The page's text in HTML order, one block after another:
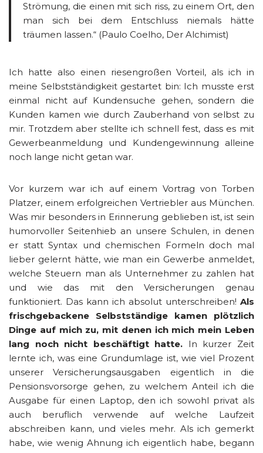
Strömung, die einen mit sich riss, zu einem Ort, den
man sich bei dem Entschluss niemals hätte
träumen lassen.“ (Paulo Coelho, Der Alchimist)
Ich hatte also einen riesengroßen Vorteil, als ich in
meine Selbstständigkeit gestartet bin: Ich musste erst
einmal nicht auf Kundensuche gehen, sondern die
Kunden kamen wie durch Zauberhand von selbst zu
mir. Trotzdem aber stellte ich schnell fest, dass es mit
Gewerbeanmeldung und Kundengewinnung alleine
noch lange nicht getan war.
Vor kurzem war ich auf einem Vortrag von Torben
Platzer, einem erfolgreichen Vertriebler aus München.
Was mir besonders in Erinnerung geblieben ist, ist sein
humorvoller Seitenhieb an unsere Schulen, in denen
er statt Syntax und chemischen Formeln doch mal
lieber gelernt hätte, wie man ein Gewerbe anmeldet,
welche Steuern man als Unternehmer zu zahlen hat
und wie das mit den Versicherungen genau
funktioniert. Das kann ich absolut unterschreiben! Als
frischgebackene Selbstständige kamen plötzlich
Dinge auf mich zu, mit denen ich mich mein Leben
lang noch nicht beschäftigt hatte. In kurzer Zeit
lernte ich, was eine Grundumlage ist, wie viel Prozent
unserer Versicherungsausgaben eigentlich in die
Pensionsvorsorge gehen, zu welchem Anteil ich die
Ausgabe für einen Laptop, den ich sowohl privat als
auch beruflich verwende auf welche Laufzeit
abschreiben kann, und vieles mehr. Als ich gemerkt
habe, wie wenig Ahnung ich eigentlich habe, begann